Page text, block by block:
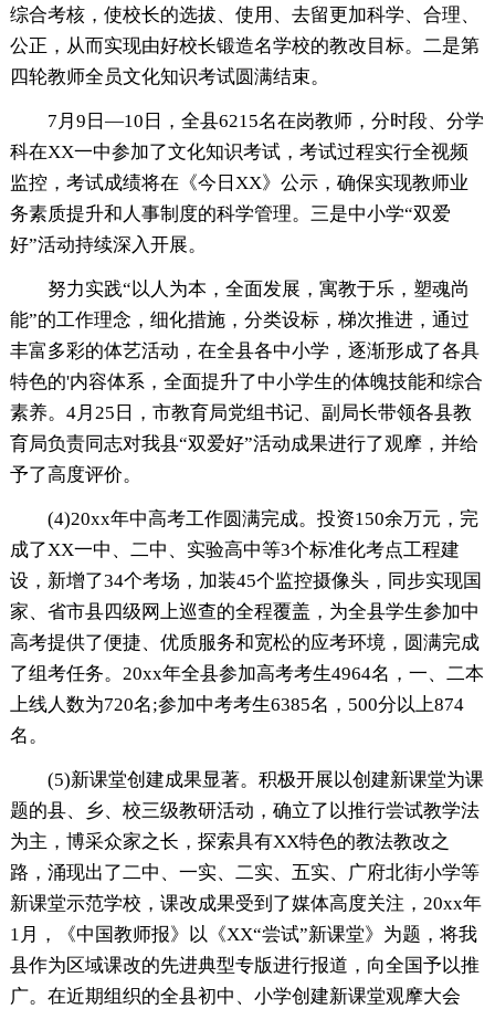
综合考核，使校长的选拔、使用、去留更加科学、合理、
公正，从而实现由好校长锻造名学校的教改目标。二是第
四轮教师全员文化知识考试圆满结束。
7月9日—10日，全县6215名在岗教师，分时段、分学
科在XX一中参加了文化知识考试，考试过程实行全视频
监控，考试成绩将在《今日XX》公示，确保实现教师业
务素质提升和人事制度的科学管理。三是中小学“双爱
好”活动持续深入开展。
努力实践“以人为本，全面发展，寓教于乐，塑魂尚
能”的工作理念，细化措施，分类设标，梯次推进，通过
丰富多彩的体艺活动，在全县各中小学，逐渐形成了各具
特色的'内容体系，全面提升了中小学生的体魄技能和综合
素养。4月25日，市教育局党组书记、副局长带领各县教
育局负责同志对我县“双爱好”活动成果进行了观摩，并给
予了高度评价。
(4)20xx年中高考工作圆满完成。投资150余万元，完
成了XX一中、二中、实验高中等3个标准化考点工程建
设，新增了34个考场，加装45个监控摄像头，同步实现国
家、省市县四级网上巡查的全程覆盖，为全县学生参加中
高考提供了便捷、优质服务和宽松的应考环境，圆满完成
了组考任务。20xx年全县参加高考考生4964名，一、二本
上线人数为720名;参加中考考生6385名，500分以上874
名。
(5)新课堂创建成果显著。积极开展以创建新课堂为课
题的县、乡、校三级教研活动，确立了以推行尝试教学法
为主，博采众家之长，探索具有XX特色的教法教改之
路，涌现出了二中、一实、二实、五实、广府北街小学等
新课堂示范学校，课改成果受到了媒体高度关注，20xx年
1月，《中国教师报》以《XX“尝试”新课堂》为题，将我
县作为区域课改的先进典型专版进行报道，向全国予以推
广。在近期组织的全县初中、小学创建新课堂观摩大会